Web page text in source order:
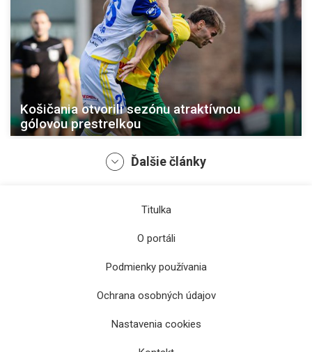
Košičania otvorili sezónu atraktívnou
gólovou prestrelkou
Zemplín otvoril sezónu prehrou, Košičania
remizovali v gólovej prestrelke
Ďalšie články
Titulka
O portáli
Podmienky používania
Ochrana osobných údajov
Nastavenia cookies